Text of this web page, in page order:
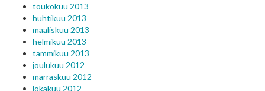
toukokuu 2013
huhtikuu 2013
maaliskuu 2013
helmikuu 2013
tammikuu 2013
joulukuu 2012
marraskuu 2012
lokakuu 2012